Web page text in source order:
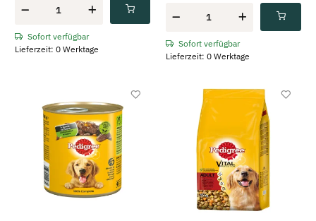
Sofort verfügbar
Lieferzeit: 0 Werktage
Sofort verfügbar
Lieferzeit: 0 Werktage